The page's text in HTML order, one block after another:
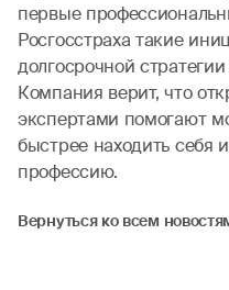
первые
Росгосстраха такие
долгосрочной
Компания верит, что
экспертами помогают
быстрее находить себя
профессию.
Вернуться ко всем